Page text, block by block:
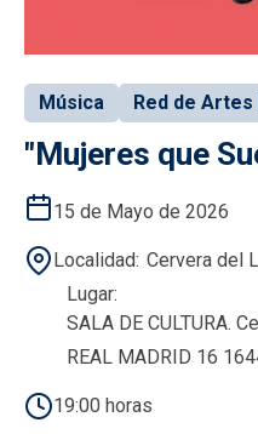
Música Red de
"Mujeres que
15 de Mayo de 2026
Localidad Cervera del
Lugar
SALA DE CULTURA.
REAL MADRID 16
19:00 horas